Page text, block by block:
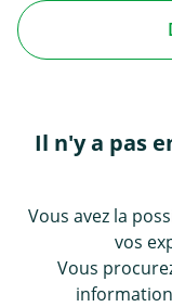
Il n'y a pas
Vous avez la
vos
Vous